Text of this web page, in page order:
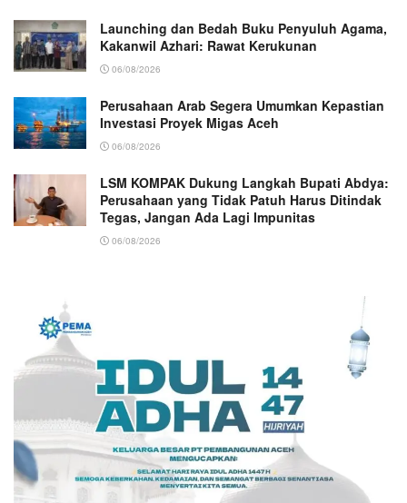
Launching dan Bedah Buku Penyuluh Agama,
Kakanwil Azhari: Rawat Kerukunan
06/08/2026
Perusahaan Arab Segera Umumkan Kepastian
Investasi Proyek Migas Aceh
06/08/2026
LSM KOMPAK Dukung Langkah Bupati Abdya:
Perusahaan yang Tidak Patuh Harus Ditindak
Tegas, Jangan Ada Lagi Impunitas
06/08/2026